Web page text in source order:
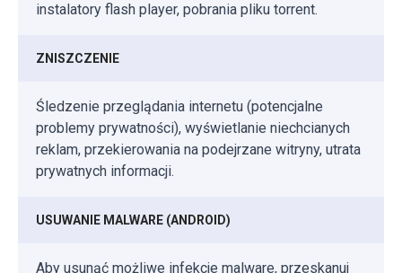
instalatory flash player, pobrania pliku torrent.
ZNISZCZENIE
Śledzenie przeglądania internetu (potencjalne
problemy prywatności), wyświetlanie niechcianych
reklam, przekierowania na podejrzane witryny, utrata
prywatnych informacji.
USUWANIE MALWARE (ANDROID)
Aby usunąć możliwe infekcje malware, przeskanuj